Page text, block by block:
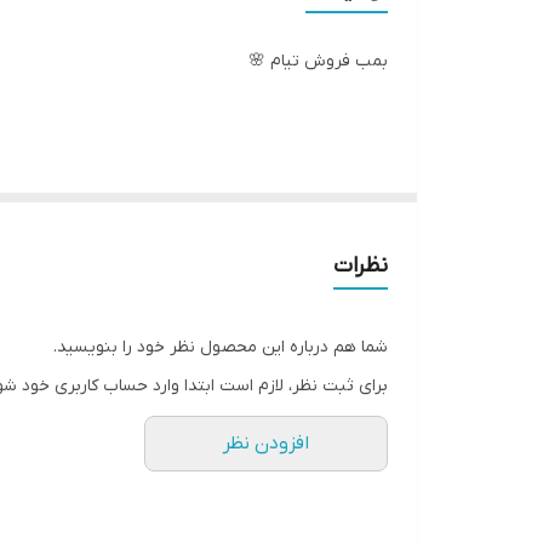
بمب فروش تیام 🌸
دقت کنید به دلیل عکاسی احتمال یک تا دو درجه
جنس :مازراتی کجراه درجه ۱
نظرات
شما هم درباره این محصول نظر خود را بنویسید.
برای ثبت نظر، لازم است ابتدا وارد حساب کاربری خود
افزودن نظر